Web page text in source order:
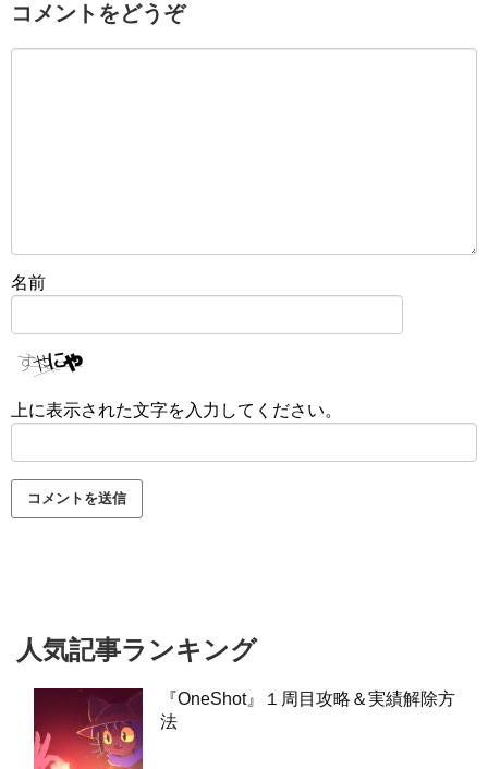
コメントをどうぞ
名前
上に表示された文字を入力してください。
人気記事ランキング
『OneShot』１周目攻略＆実績解除方
法